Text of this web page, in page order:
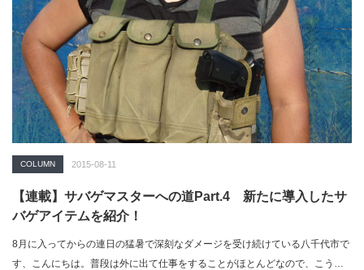
COLUMN 2015-08-11
【連載】サバゲマスターへの道Part.4 新たに導入したサ
バゲアイテムを紹介！
8月に入ってからの連日の猛暑で深刻なダメージを受け続けている八千代市で
す、こんにちは。普段は外に出て仕事をすることがほとんどなので、こう暑